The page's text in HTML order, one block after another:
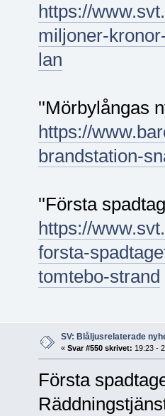
https://
miljoner-
lan
''Mörbylångas
https://
brandstation-
''Första
https://
forsta-
tomtebo-strand
SV: Blåljusrelaterade
« Svar #550 skrivet: 19:23 -
Första